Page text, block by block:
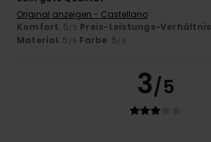
Original anzeigen - Castellano
Komfort: 5 /5 Preis-Leistungs-Verhältnis
Material: 5 /5 Farbe: 5 /5
3/5